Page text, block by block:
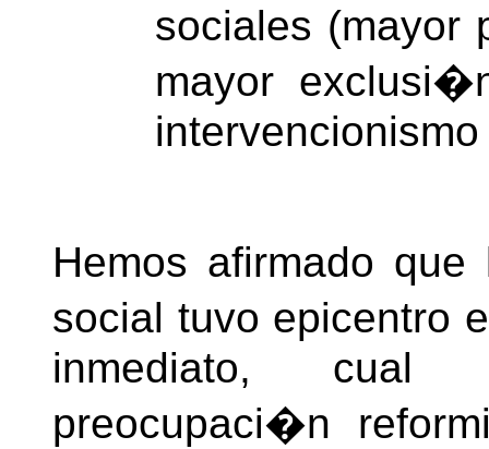
sociales (mayor
mayor
Hemos afirmado
social tuvo epicentro
inmediato, cual
preocupaci�n